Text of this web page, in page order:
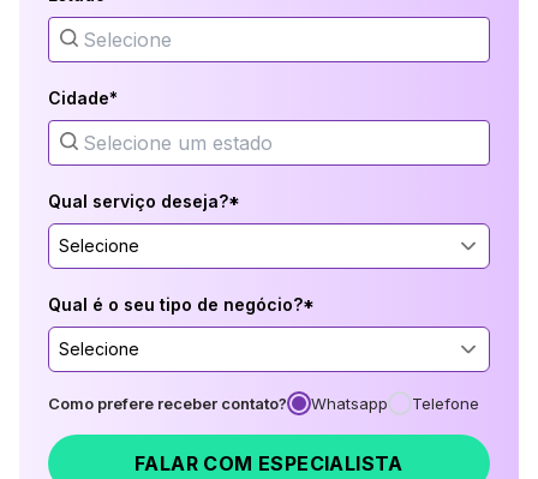
Cidade*
Qual serviço deseja?*
Selecione
Qual é o seu tipo de negócio?*
Selecione
Como prefere receber contato? Whatsapp Telefone
FALAR COM ESPECIALISTA